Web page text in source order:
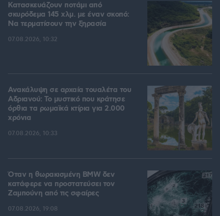
Κατασκευάζουν ποτάμι από
σκυρόδεμα 145 χλμ. με έναν σκοπό:
Να τερματίσουν την ξηρασία
07.08.2026, 10:32
Ανακάλυψη σε αρχαία τουαλέτα του
Αδριανού: Το μυστικό που κράτησε
όρθια τα ρωμαϊκά κτίρια για 2.000
χρόνια
07.08.2026, 10:33
Όταν η θωρακισμένη BMW δεν
κατάφερε να προστατεύσει τον
Ζαμπούνη από τις σφαίρες
07.08.2026, 19:08